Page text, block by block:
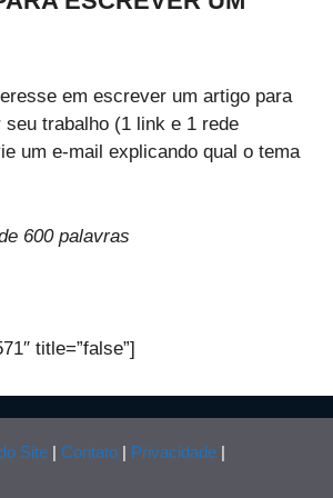
em escrever um artigo para
trabalho (1 link e 1 rede
um e-mail explicando qual o tema
600 palavras
title=”false”]
Site | Contato | Privacidade |